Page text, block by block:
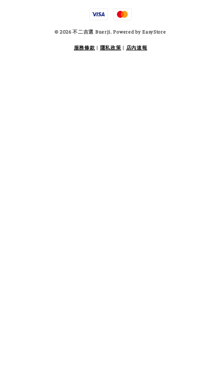
© 2026 不二吉選 Buerji. Powered byEasyStore
服務條款 | 隱私政策 | 店內速報